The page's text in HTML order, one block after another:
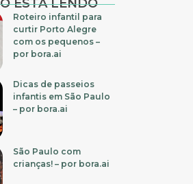
ESTÁ LENDO
Roteiro infantil para
curtir Porto Alegre
com os pequenos –
por bora.ai
Dicas de passeios
infantis em São Paulo
– por bora.ai
São Paulo com
crianças! – por bora.ai